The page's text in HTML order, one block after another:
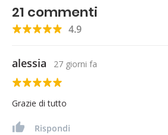
21 commenti
4.9
alessia 27 giorni fa
Grazie di tutto
Rispondi